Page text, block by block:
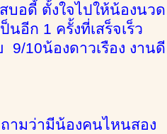
บอดี้ ตั้งใจไปให้น้องนวด
อีก 1 ครั้งที่เสร็จเร็ว
10น้องดาวเรือง งานดี
ามว่ามีน้องคนไหนสอง